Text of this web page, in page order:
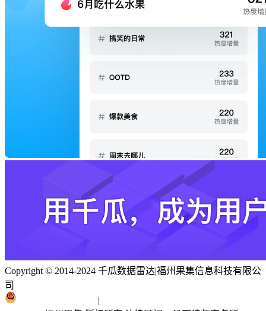
Copyright © 2014-2024 千瓜数据雷达|福州果集信息科技有限公
司
|